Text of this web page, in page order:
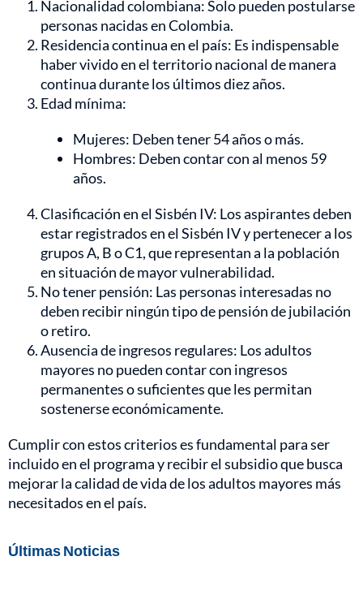
Nacionalidad colombiana: Solo pueden postularse
personas nacidas en Colombia.
Residencia continua en el país: Es indispensable
haber vivido en el territorio nacional de manera
continua durante los últimos diez años.
Edad mínima:
Mujeres: Deben tener 54 años o más.
Hombres: Deben contar con al menos 59
años.
Clasificación en el Sisbén IV: Los aspirantes deben
estar registrados en el Sisbén IV y pertenecer a los
grupos A, B o C1, que representan a la población
en situación de mayor vulnerabilidad.
No tener pensión: Las personas interesadas no
deben recibir ningún tipo de pensión de jubilación
o retiro.
Ausencia de ingresos regulares: Los adultos
mayores no pueden contar con ingresos
permanentes o suficientes que les permitan
sostenerse económicamente.
Cumplir con estos criterios es fundamental para ser
incluido en el programa y recibir el subsidio que busca
mejorar la calidad de vida de los adultos mayores más
necesitados en el país.
Últimas Noticias